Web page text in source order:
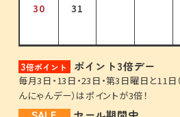
30 31
3倍ポイント ポイント3倍デー
毎月3日・13日・23日・第3日曜日と11日
んにゃんデー）はポイントが3倍！